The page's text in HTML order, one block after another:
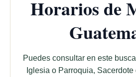
Horarios de
Puedes consultar en este
Iglesia o Parroquia,